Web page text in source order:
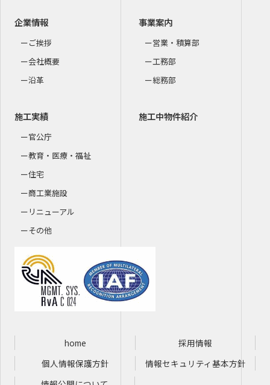
企業情報
ご挨拶
会社概要
沿革
事業案内
営業・積算部
工務部
総務部
施工実績
官公庁
教育・医療・福祉
住宅
商工業施設
リニューアル
その他
施工中物件紹介
home
採用情報
個人情報保護方針
情報セキュリティ基本方針